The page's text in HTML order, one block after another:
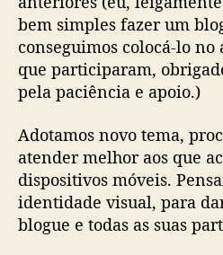
bem simples fazer um
conseguimos colocá-lo no
que participaram,
pela paciência e apoio.)
Adotamos novo tema,
atender melhor aos que
dispositivos móveis.
identidade visual, para
blogue e todas as suas